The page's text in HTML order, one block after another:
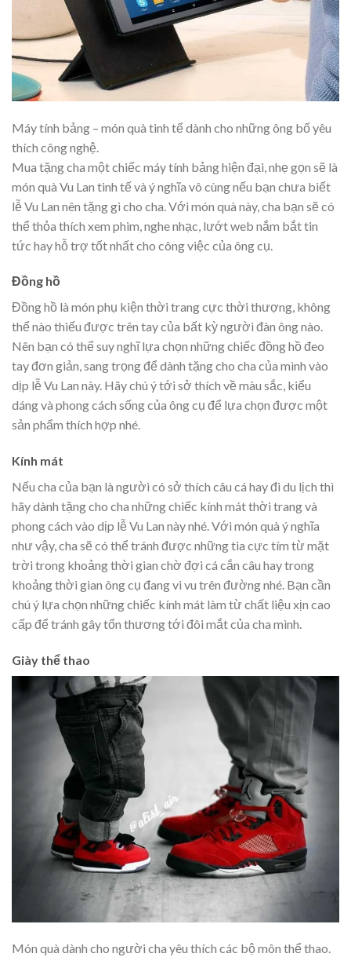
Máy tính bảng – món quà tinh tế dành cho những ông bố yêu
thích công nghệ.
Mua tặng cha một chiếc máy tính bảng hiện đại, nhẹ gọn sẽ là
món quà Vu Lan tinh tế và ý nghĩa vô cùng nếu bạn chưa biết
lễ Vu Lan nên tặng gì cho cha. Với món quà này, cha bạn sẽ có
thể thỏa thích xem phim, nghe nhạc, lướt web nắm bắt tin
tức hay hỗ trợ tốt nhất cho công việc của ông cụ.
Đồng hồ
Đồng hồ là món phụ kiện thời trang cực thời thượng, không
thể nào thiếu được trên tay của bất kỳ người đàn ông nào.
Nên bạn có thể suy nghĩ lựa chọn những chiếc đồng hồ đeo
tay đơn giản, sang trọng để dành tặng cho cha của mình vào
dịp lễ Vu Lan này. Hãy chú ý tới sở thích về màu sắc, kiểu
dáng và phong cách sống của ông cụ để lựa chọn được một
sản phẩm thích hợp nhé.
Kính mát
Nếu cha của bạn là người có sở thích câu cá hay đi du lịch thì
hãy dành tặng cho cha những chiếc kính mát thời trang và
phong cách vào dịp lễ Vu Lan này nhé. Với món quà ý nghĩa
như vậy, cha sẽ có thể tránh được những tia cực tím từ mặt
trời trong khoảng thời gian chờ đợi cá cắn câu hay trong
khoảng thời gian ông cụ đang vi vu trên đường nhé. Bạn cần
chú ý lựa chọn những chiếc kính mát làm từ chất liệu xịn cao
cấp để tránh gây tổn thương tới đôi mắt của cha mình.
Giày thể thao
Món quà dành cho người cha yêu thích các bộ môn thể thao.